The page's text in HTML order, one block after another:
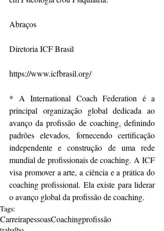
Abraços
Diretoria ICF Brasil
https://www.icfbrasil.org/
* A International Coach Federation é a
principal organização global dedicada ao
avanço da profissão de coaching, definindo
padrões elevados, fornecendo certificação
independente e construção de uma rede
mundial de profissionais de coaching. A ICF
visa promover a arte, a ciência e a prática do
coaching profissional. Ela existe para liderar
o avanço global da profissão de coaching.
Tags:
CarreirapessoasCoachingprofissão